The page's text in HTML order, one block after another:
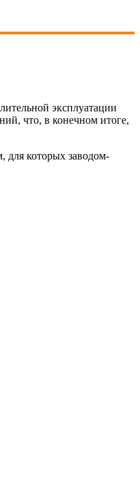
эксплуатации
что, в конечном итоге,
для которых заводом-